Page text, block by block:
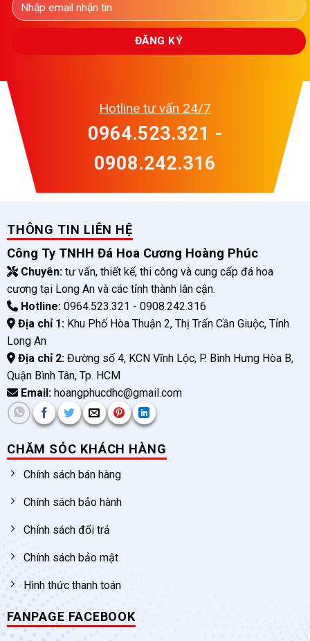
Hotline tư vấn 24/7
0964.523.321 -
0908.242.316
THÔNG TIN LIÊN HỆ
Công Ty TNHH Đá Hoa Cương Hoàng Phúc
Chuyên:tư vấn, thiết kế, thi công và cung cấp đá hoa
cương tại Long An và các tỉnh thành lân cận.
Hotline:0964.523.321 - 0908.242.316
Địa chỉ 1:Khu Phố Hòa Thuận 2, Thị Trấn Cần Giuộc, Tỉnh
Long An
Địa chỉ 2:Đường số 4, KCN Vĩnh Lộc, P. Bình Hưng Hòa B,
Quận Bình Tân, Tp. HCM
Email:hoangphucdhc@gmail.com
CHĂM SÓC KHÁCH HÀNG
Chính sách bán hàng
Chính sách bảo hành
Chính sách đổi trả
Chính sách bảo mật
Hình thức thanh toán
FANPAGE FACEBOOK